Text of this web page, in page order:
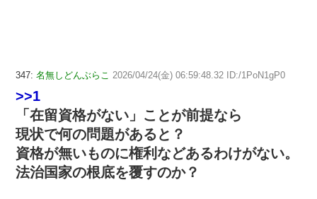
347: 名無しどんぶらこ 2026/04/24(金) 06:59:48.32 ID:/1PoN1gP0
>>1
「在留資格がない」ことが前提なら
現状で何の問題があると？
資格が無いものに権利などあるわけがない。
法治国家の根底を覆すのか？